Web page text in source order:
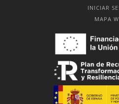
INICIAR
MAPA